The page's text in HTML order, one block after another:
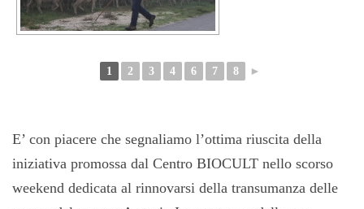
1 2 3 4 6 7 8 ►
E’ con piacere che segnaliamo l’ottima riuscita della
iniziativa promossa dal Centro BIOCULT nello scorso
weekend dedicata al rinnovarsi della transumanza delle